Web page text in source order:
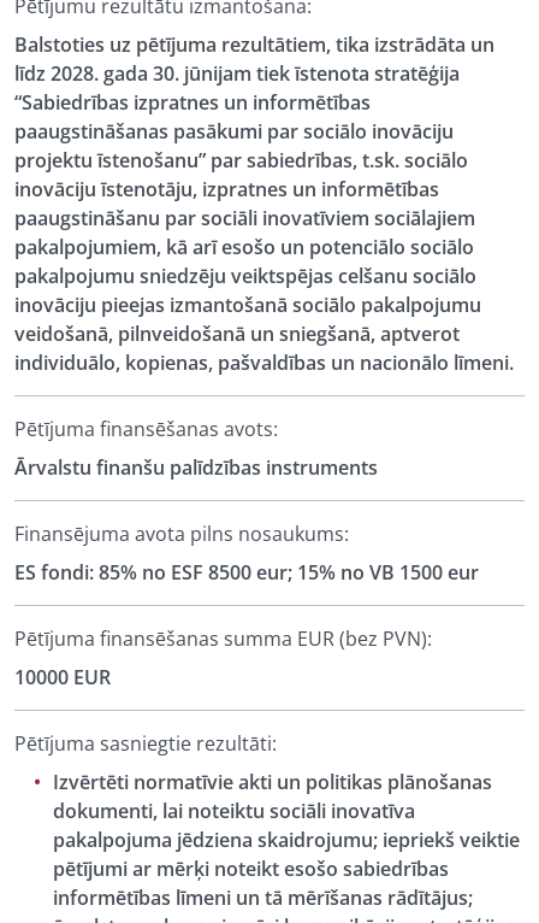
Pētījumu rezultātu izmantošana:
Balstoties uz pētījuma rezultātiem, tika izstrādāta un
līdz 2028. gada 30. jūnijam tiek īstenota stratēģija
“Sabiedrības izpratnes un informētības
paaugstināšanas pasākumi par sociālo inovāciju
projektu īstenošanu” par sabiedrības, t.sk. sociālo
inovāciju īstenotāju, izpratnes un informētības
paaugstināšanu par sociāli inovatīviem sociālajiem
pakalpojumiem, kā arī esošo un potenciālo sociālo
pakalpojumu sniedzēju veiktspējas celšanu sociālo
inovāciju pieejas izmantošanā sociālo pakalpojumu
veidošanā, pilnveidošanā un sniegšanā, aptverot
individuālo, kopienas, pašvaldības un nacionālo līmeni.
Pētījuma finansēšanas avots:
Ārvalstu finanšu palīdzības instruments
Finansējuma avota pilns nosaukums:
ES fondi: 85% no ESF 8500 eur; 15% no VB 1500 eur
Pētījuma finansēšanas summa EUR (bez PVN):
10000 EUR
Pētījuma sasniegtie rezultāti:
Izvērtēti normatīvie akti un politikas plānošanas
dokumenti, lai noteiktu sociāli inovatīva
pakalpojuma jēdziena skaidrojumu; iepriekš veiktie
pētījumi ar mērķi noteikt esošo sabiedrības
informētības līmeni un tā mērīšanas rādītājus;